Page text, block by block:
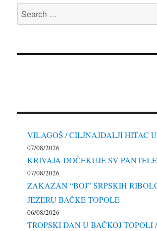
Search
for:
VILAGOŠ / CILJNAJDALJI HITAC
07/08/2026
KRIVAJA DOČEKUJE SV
07/08/2026
ZAKAZAN “BOJ” SRPSKIH
JEZERU BAČKE TOPOLE
06/08/2026
TROPSKI DAN U BAČKOJ TOPOLI